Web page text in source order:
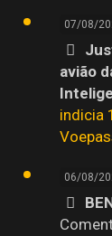
07/08/
avião
indicia
06/08/